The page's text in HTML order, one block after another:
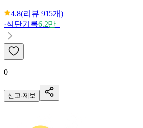
4.8(리뷰 915개)
·식단기록6.2만+
0
신고·제보